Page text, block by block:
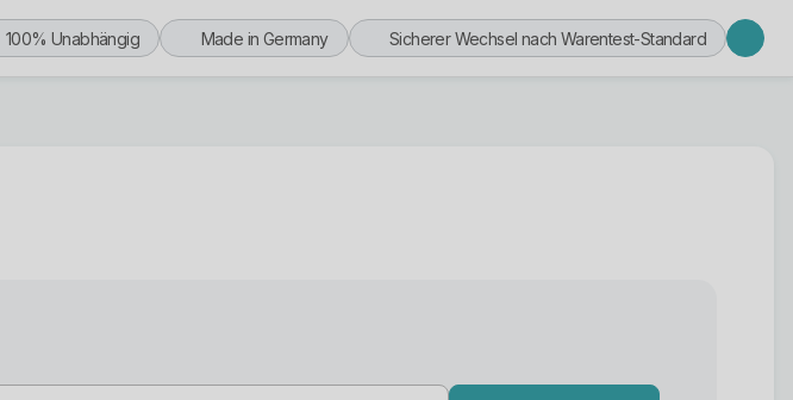
100% Unabhängig Made in Germany Sicherer Wechsel nach Warentest-Standard